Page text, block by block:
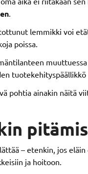
.
lemmikki voi
poissa.
tuotekehityspäällikkö
pohtia ainakin näitä
– etenkin, jos
ja hoitoon.